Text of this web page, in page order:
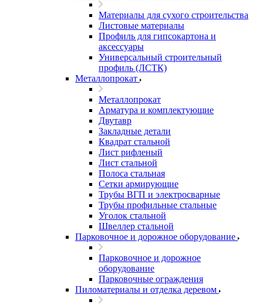
Материалы для сухого строительства
Листовые материалы
Профиль для гипсокартона и
аксессуары
Универсальный строительный
профиль (ЛСТК)
Металлопрокат
Металлопрокат
Арматура и комплектующие
Двутавр
Закладные детали
Квадрат стальной
Лист рифленый
Лист стальной
Полоса стальная
Сетки армирующие
Трубы ВГП и электросварные
Трубы профильные стальные
Уголок стальной
Швеллер стальной
Парковочное и дорожное оборудование
Парковочное и дорожное
оборудование
Парковочные ограждения
Пиломатериалы и отделка деревом